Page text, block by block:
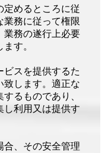
定めるところに従
業務に従って権限
業務の遂行上必要
す。
ビスを提供するた
致します。適正な
るものであり、
し利用又は提供す
合、その安全管理